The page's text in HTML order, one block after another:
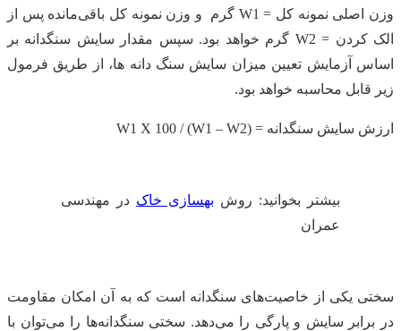
وزن اصلی نمونه کل = W1 گرم و وزن نمونه کل باقی‌مانده پس از
الک کردن = W2 گرم خواهد بود. سپس مقدار سایش سنگدانه بر
اساس آزمایش تعیین میزان سایش سنگ دانه ها، از طریق فرمول
زیر قابل محاسبه خواهد بود.
ارزش سایش سنگدانه = (W1 – W2) / W1 X 100
بیشتر بخوانید: روش بهسازی خاک در مهندسی
عمران
سختی یکی از خاصیت‌های سنگدانه است که به آن امکان مقاومت
در برابر سایش و پارگی را می‌دهد. سختی سنگدانه‌ها را می‌توان با